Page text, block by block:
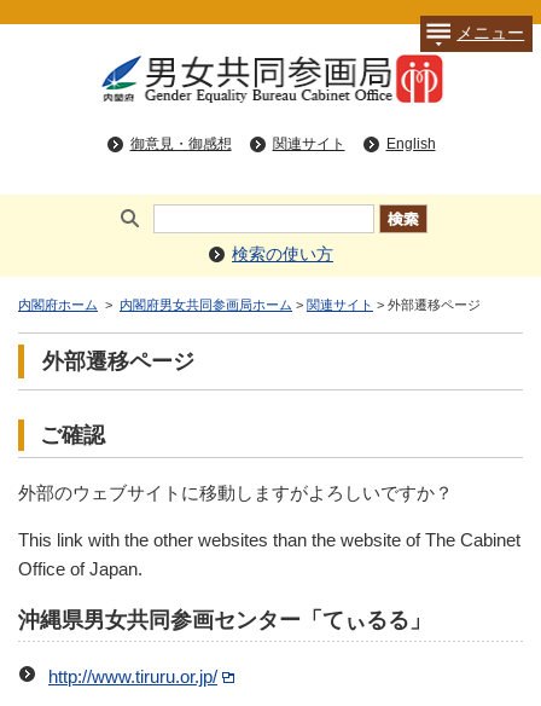
御意見・御感想 関連サイト English
メニュー
検索の使い方
内閣府ホーム > 内閣府男女共同参画局ホーム > 関連サイト > 外部遷移ページ
外部遷移ページ
ご確認
外部のウェブサイトに移動しますがよろしいですか？
This link with the other websites than the website of The Cabinet
Office of Japan.
沖縄県男女共同参画センター「てぃるる」
http://www.tiruru.or.jp/